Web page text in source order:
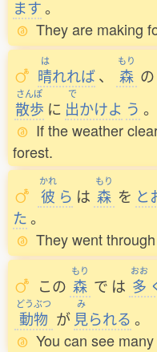
ます。
They are making
は
晴れれば、
もり
森 の
さんぽ
散歩 に
で
出かけよ う 。
If the weather
forest.
かれ
彼 ら は
もり
森 を と
た。
They went
この
もり
森 で は
おお
多
どうぶつ
動物 が
み
見られる 。
You can see